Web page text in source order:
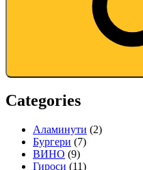
Categories
Аламинути (2)
Бургери (7)
ВИНО (9)
Гироси (11)